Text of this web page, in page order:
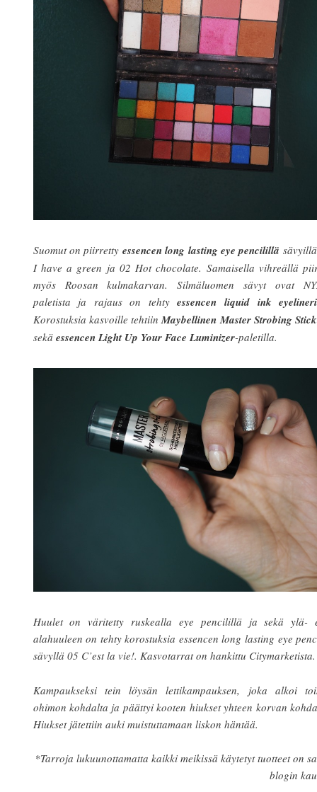
Suomut on piirretty essencen long lasting eye pencilillä
I have a green ja 02 Hot chocolate. Samaisella vihreällä
myös Roosan kulmakarvan. Silmäluomen sävyt ovat
paletista ja rajaus on tehtyessencen liquid ink
Korostuksia kasvoille tehtiinMaybellinen Master Strobing
sekä essencen Light Up Your Face Luminizer-paletilla.
Huulet on väritetty ruskealla eye pencilillä ja sekä ylä-
alahuuleen on tehty korostuksia essencen long lasting eye
sävyllä 05 C’est la vie!. Kasvotarrat on hankittu Citymarketista.
Kampaukseksi tein löysän lettikampauksen, joka alkoi
ohimon kohdalta ja päättyi kooten hiukset yhteen korvan
Hiukset jätettiin auki muistuttamaan liskon häntää.
*Tarroja lukuunottamatta kaikki meikissä käytetyt tuotteet on
blogin